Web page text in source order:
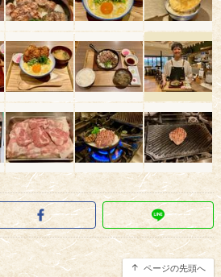
ページの先頭へ